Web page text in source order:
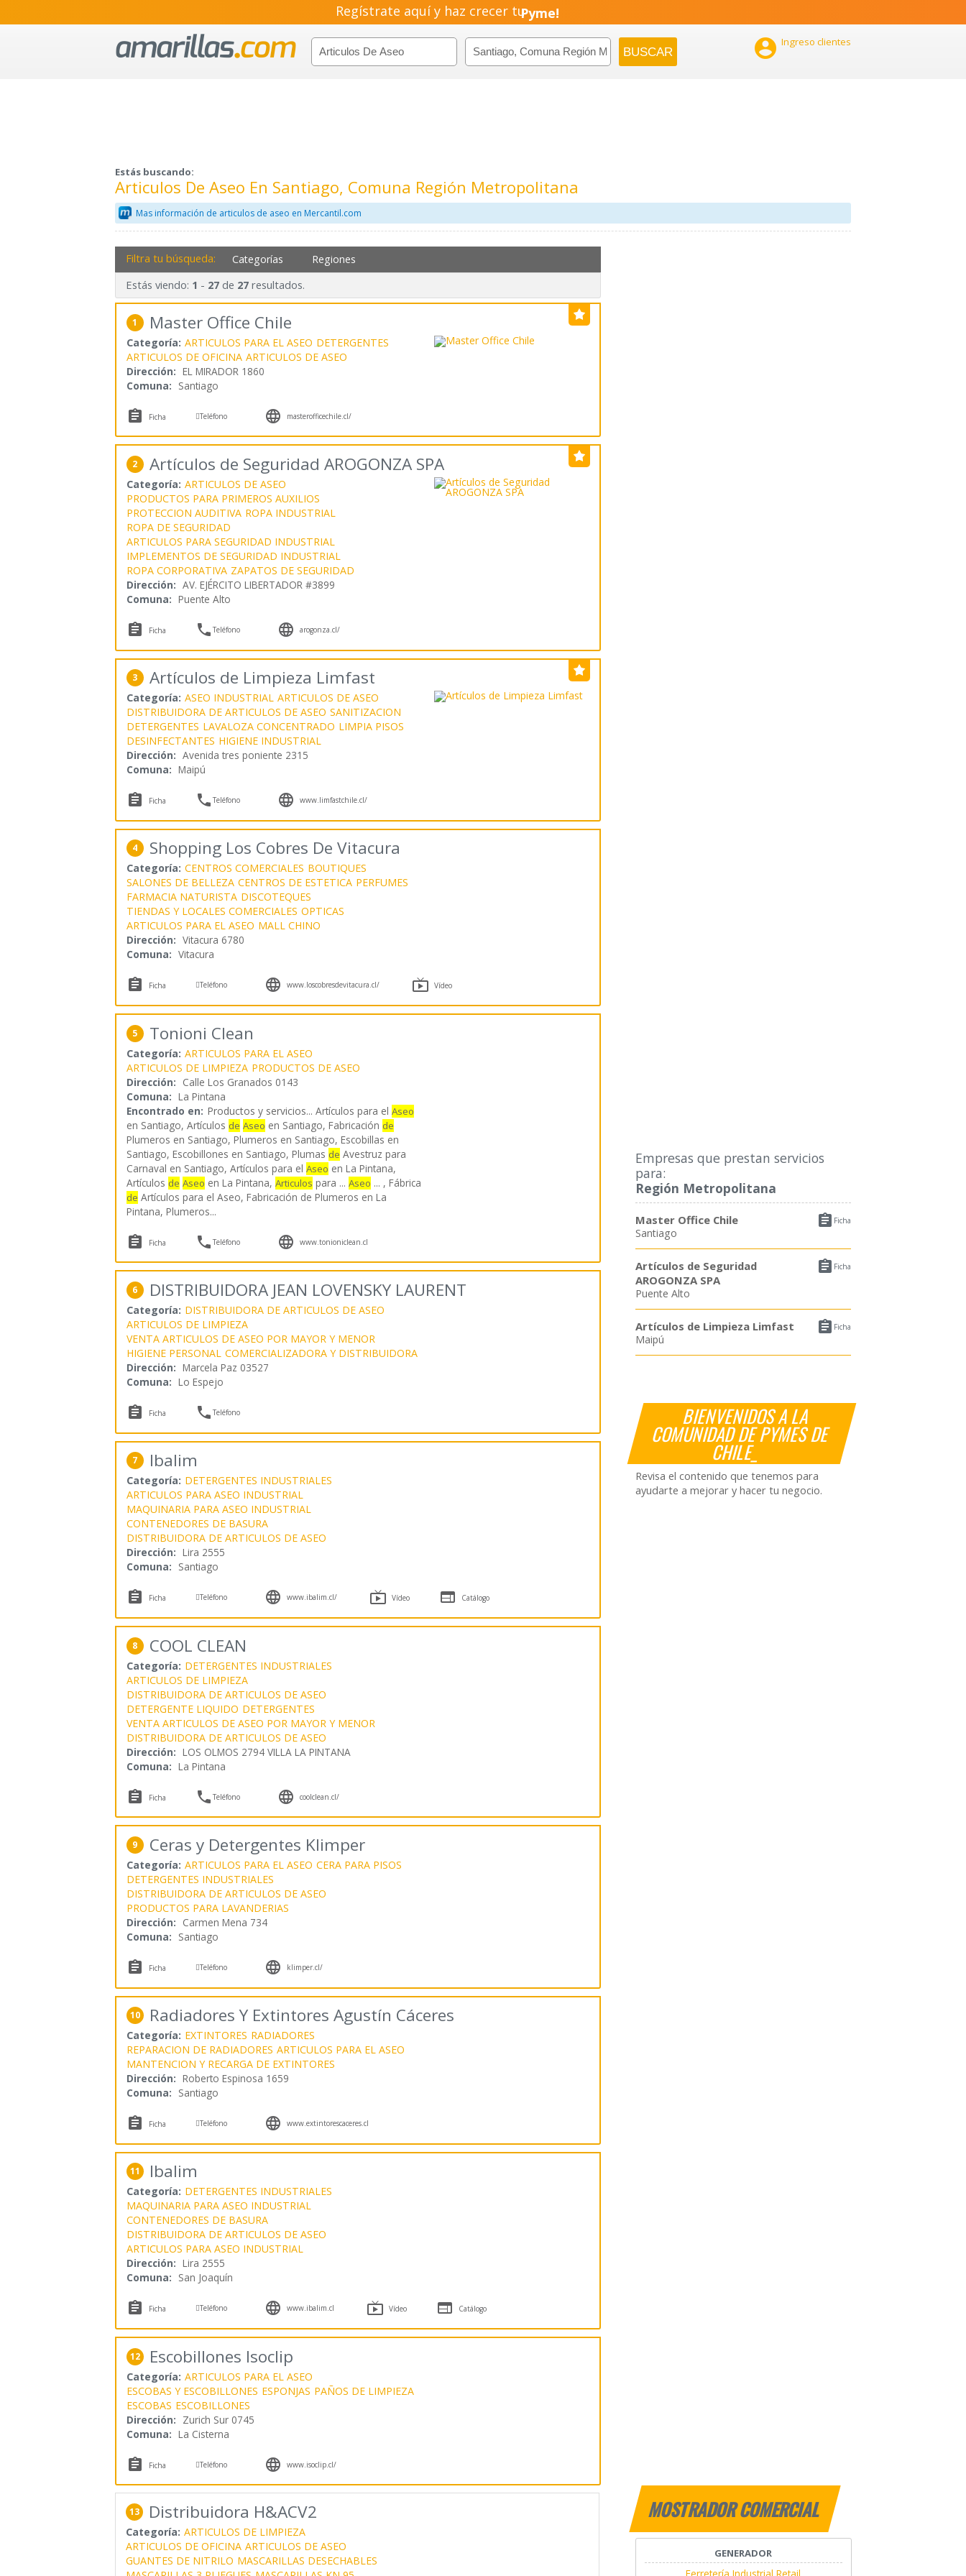
Regístrate aquí y haz crecer tuPyme!
Emprendimiento!
 Ingreso clientes
Estás buscando:
Articulos De Aseo En Santiago, Comuna Región Metropolitana
Mas información de articulos de aseo en Mercantil.com
Empresas que prestan servicios
para:
Región Metropolitana
 Ficha
Master Office Chile
Santiago
 Ficha
Artículos de Seguridad
AROGONZA SPA
Puente Alto
 Ficha
Artículos de Limpieza Limfast
Maipú
BIENVENIDOS A LA
COMUNIDAD DE PYMES DE
CHILE_
Revisa el contenido que tenemos para
ayudarte a mejorar y hacer tu negocio.
MOSTRADOR COMERCIAL
GENERADOR
Filtra tu búsqueda: Categorías Regiones
Estás viendo: 1 - 27de 27resultados.
1 Master Office Chile
Categoría: ARTICULOS PARA EL ASEO DETERGENTES
ARTICULOS DE OFICINA ARTICULOS DE ASEO
Dirección: EL MIRADOR 1860
Comuna: Santiago
 Ficha Teléfono  masterofficechile.cl/
2 Artículos de Seguridad AROGONZA SPA
Categoría: ARTICULOS DE ASEO
PRODUCTOS PARA PRIMEROS AUXILIOS
PROTECCION AUDITIVA ROPA INDUSTRIAL
ROPA DE SEGURIDAD
ARTICULOS PARA SEGURIDAD INDUSTRIAL
IMPLEMENTOS DE SEGURIDAD INDUSTRIAL
ROPA CORPORATIVA ZAPATOS DE SEGURIDAD
Dirección: AV. EJÉRCITO LIBERTADOR #3899
Comuna: Puente Alto
 Ficha Teléfono  arogonza.cl/
3 Artículos de Limpieza Limfast
Categoría: ASEO INDUSTRIAL ARTICULOS DE ASEO
DISTRIBUIDORA DE ARTICULOS DE ASEO SANITIZACION
DETERGENTES LAVALOZA CONCENTRADO LIMPIA PISOS
DESINFECTANTES HIGIENE INDUSTRIAL
Dirección: Avenida tres poniente 2315
Comuna: Maipú
 Ficha Teléfono  www.limfastchile.cl/
4 Shopping Los Cobres De Vitacura
Categoría: CENTROS COMERCIALES BOUTIQUES
SALONES DE BELLEZA CENTROS DE ESTETICA PERFUMES
FARMACIA NATURISTA DISCOTEQUES
TIENDAS Y LOCALES COMERCIALES OPTICAS
ARTICULOS PARA EL ASEO MALL CHINO
Dirección: Vitacura 6780
Comuna: Vitacura
 Ficha Teléfono  www.loscobresdevitacura.cl/  Vídeo
5 Tonioni Clean
Categoría: ARTICULOS PARA EL ASEO
ARTICULOS DE LIMPIEZA PRODUCTOS DE ASEO
Dirección: Calle Los Granados 0143
Comuna: La Pintana
Encontrado en: Productos y servicios... Artículos para el Aseo
en Santiago, Artículos de Aseo en Santiago, Fabricación de
Plumeros en Santiago, Plumeros en Santiago, Escobillas en
Santiago, Escobillones en Santiago, Plumas de Avestruz para
Carnaval en Santiago, Artículos para el Aseo en La Pintana,
Artículos de Aseo en La Pintana, Articulos para ... Aseo ... , Fábrica
de Artículos para el Aseo, Fabricación de Plumeros en La
Pintana, Plumeros...
 Ficha Teléfono  www.tonioniclean.cl
6 DISTRIBUIDORA JEAN LOVENSKY LAURENT
Categoría: DISTRIBUIDORA DE ARTICULOS DE ASEO
ARTICULOS DE LIMPIEZA
VENTA ARTICULOS DE ASEO POR MAYOR Y MENOR
HIGIENE PERSONAL COMERCIALIZADORA Y DISTRIBUIDORA
Dirección: Marcela Paz 03527
Comuna: Lo Espejo
 Ficha Teléfono
7 Ibalim
Categoría: DETERGENTES INDUSTRIALES
ARTICULOS PARA ASEO INDUSTRIAL
MAQUINARIA PARA ASEO INDUSTRIAL
CONTENEDORES DE BASURA
DISTRIBUIDORA DE ARTICULOS DE ASEO
Dirección: Lira 2555
Comuna: Santiago
 Ficha Teléfono  www.ibalim.cl/  Vídeo  Catálogo
8 COOL CLEAN
Categoría: DETERGENTES INDUSTRIALES
ARTICULOS DE LIMPIEZA
DISTRIBUIDORA DE ARTICULOS DE ASEO
DETERGENTE LIQUIDO DETERGENTES
VENTA ARTICULOS DE ASEO POR MAYOR Y MENOR
DISTRIBUIDORA DE ARTICULOS DE ASEO
Dirección: LOS OLMOS 2794 VILLA LA PINTANA
Comuna: La Pintana
 Ficha Teléfono  coolclean.cl/
9 Ceras y Detergentes Klimper
Categoría: ARTICULOS PARA EL ASEO CERA PARA PISOS
DETERGENTES INDUSTRIALES
DISTRIBUIDORA DE ARTICULOS DE ASEO
PRODUCTOS PARA LAVANDERIAS
Dirección: Carmen Mena 734
Comuna: Santiago
 Ficha Teléfono  klimper.cl/
10 Radiadores Y Extintores Agustín Cáceres
Categoría: EXTINTORES RADIADORES
REPARACION DE RADIADORES ARTICULOS PARA EL ASEO
MANTENCION Y RECARGA DE EXTINTORES
Dirección: Roberto Espinosa 1659
Comuna: Santiago
 Ficha Teléfono  www.extintorescaceres.cl
11 Ibalim
Categoría: DETERGENTES INDUSTRIALES
MAQUINARIA PARA ASEO INDUSTRIAL
CONTENEDORES DE BASURA
DISTRIBUIDORA DE ARTICULOS DE ASEO
ARTICULOS PARA ASEO INDUSTRIAL
Dirección: Lira 2555
Comuna: San Joaquín
 Ficha Teléfono  www.ibalim.cl  Vídeo  Catálogo
12 Escobillones Isoclip
Categoría: ARTICULOS PARA EL ASEO
ESCOBAS Y ESCOBILLONES ESPONJAS PAÑOS DE LIMPIEZA
ESCOBAS ESCOBILLONES
Dirección: Zurich Sur 0745
Comuna: La Cisterna
 Ficha Teléfono  www.isoclip.cl/
13 Distribuidora H&ACV2
Categoría: ARTICULOS DE LIMPIEZA
ARTICULOS DE OFICINA ARTICULOS DE ASEO
GUANTES DE NITRILO MASCARILLAS DESECHABLES